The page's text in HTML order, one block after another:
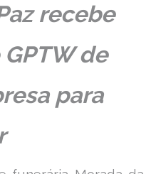
recebe
de
para